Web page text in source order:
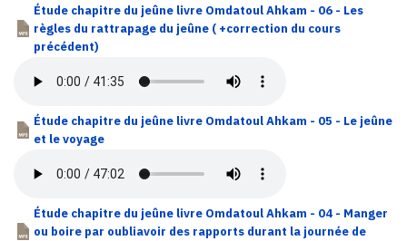
Étude chapitre du jeûne livre Omdatoul Ahkam - 06 - Les
règles du rattrapage du jeûne ( +correction du cours
précédent)
Étude chapitre du jeûne livre Omdatoul Ahkam - 05 - Le jeûne
et le voyage
Étude chapitre du jeûne livre Omdatoul Ahkam - 04 - Manger
ou boire par oubliavoir des rapports durant la journée de